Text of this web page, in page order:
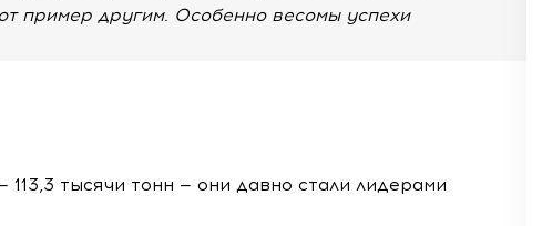
пример другим. Особенно весомы успехи
тысячи тонн — они давно стали лидерами